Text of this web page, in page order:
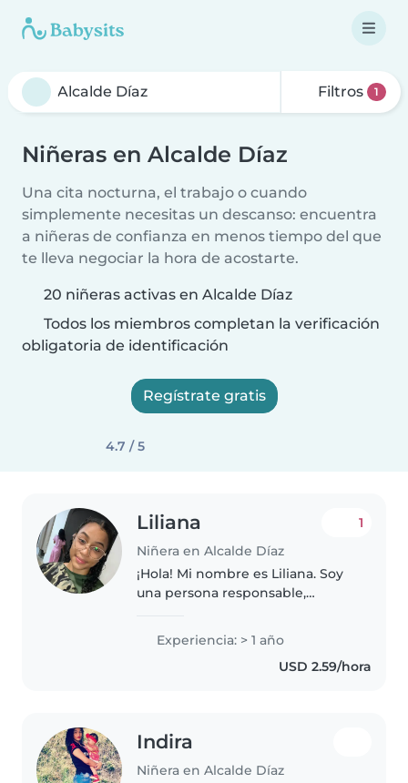
Filtros 1
Niñeras en Alcalde Díaz
Una cita nocturna, el trabajo o cuando
simplemente necesitas un descanso: encuentra
a niñeras de confianza en menos tiempo del que
te lleva negociar la hora de acostarte.
20 niñeras activas en Alcalde Díaz
Todos los miembros completan la verificación
obligatoria de identificación
Regístrate gratis
4.7 / 5
Liliana
Niñera en Alcalde Díaz
1
¡Hola! Mi nombre es Liliana. Soy
una persona responsable,
Tengo experiencia en el cuidado
de niños, brindándoles atención,
acompañamiento y un
Experiencia: > 1 año
USD 2.59/hora
Indira
Niñera en Alcalde Díaz